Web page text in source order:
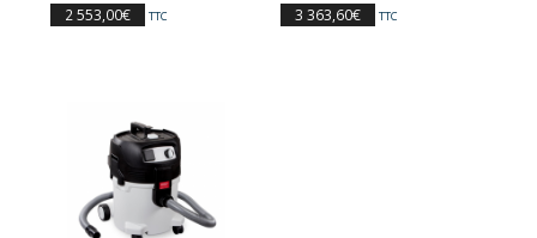
2 553,00€ TTC 3 363,60€ TTC